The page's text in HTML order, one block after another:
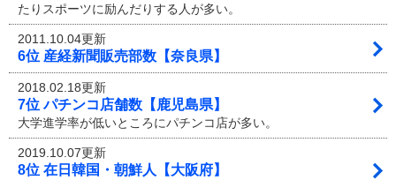
たりスポーツに励んだりする人が多い。
2011.10.04更新
6位 産経新聞販売部数【奈良県】
2018.02.18更新
7位 パチンコ店舗数【鹿児島県】
大学進学率が低いところにパチンコ店が多い。
2019.10.07更新
8位 在日韓国・朝鮮人【大阪府】